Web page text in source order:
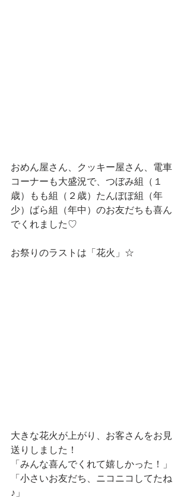
おめん屋さん、クッキー屋さん、電車
コーナーも大盛況で、つぼみ組（１
歳）もも組（２歳）たんぽぽ組（年
少）ばら組（年中）のお友だちも喜ん
でくれました♡
お祭りのラストは「花火」☆
大きな花火が上がり、お客さんをお見
送りしました！
「みんな喜んでくれて嬉しかった！」
「小さいお友だち、ニコニコしてたね
♪」